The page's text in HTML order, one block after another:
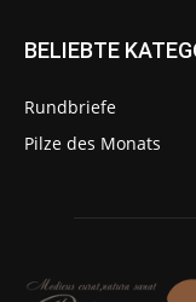
BELIEBTE
Rundbriefe
Pilze des Monats